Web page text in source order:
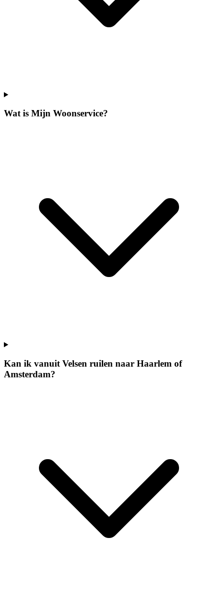
Wat is Mijn Woonservice?
Kan ik vanuit Velsen ruilen naar Haarlem of
Amsterdam?